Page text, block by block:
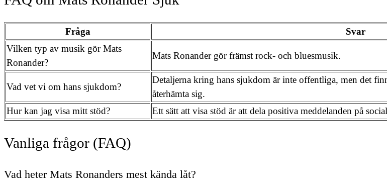
Fråga
Svar
Vilken typ av musik gör Mats
Ronander?
Mats Ronander gör främst rock- och bluesmusik.
Vad vet vi om hans sjukdom?
Detaljerna kring hans sjukdom är inte offentliga, men det
återhämta sig.
Hur kan jag visa mitt stöd?
Ett sätt att visa stöd är att dela positiva meddelanden på
Vanliga frågor (FAQ)
Vad heter Mats Ronanders mest kända låt?